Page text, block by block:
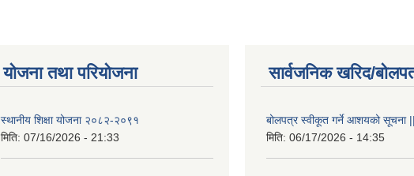
योजना तथा परियोजना
स्थानीय शिक्षा योजना २०८२-२०९१
मिति: 07/16/2026 - 21:33
सार्वजनिक खरिद/
बोलपत्र स्वीकूत गर्ने आशयको सूचना
मिति: 06/17/2026 - 14:35